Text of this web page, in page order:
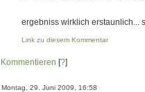
ergebniss wirklich erstaunlich...
Link zu diesem Kommentar
Kommentieren [?]
, Montag, 29. Juni 2009, 16:58